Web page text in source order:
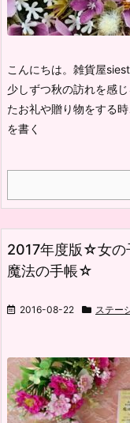
こんにちは。雑貨屋
少しずつ秋の訪れを感じ
たお礼や贈り物をする
を書く
2017年度版☆女の
魔法の手帳☆
2016-08-22 ステー